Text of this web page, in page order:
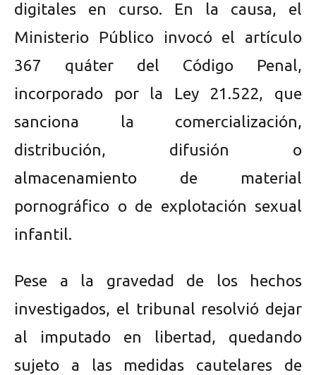
digitales en curso. En la causa, el
Ministerio Público invocó el artículo
367 quáter del Código Penal,
incorporado por la Ley 21.522, que
sanciona la comercialización,
distribución, difusión o
almacenamiento de material
pornográfico o de explotación sexual
infantil.
Pese a la gravedad de los hechos
investigados, el tribunal resolvió dejar
al imputado en libertad, quedando
sujeto a las medidas cautelares de